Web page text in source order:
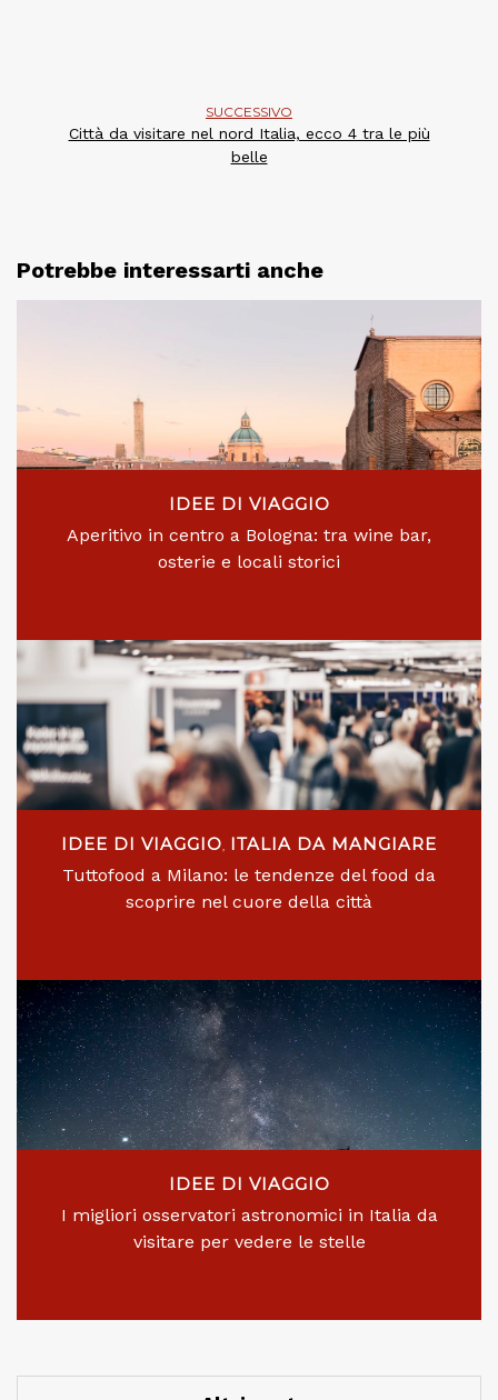
SUCCESSIVO
Città da visitare nel nord Italia, ecco 4 tra le più
belle
Potrebbe interessarti anche
IDEE DI VIAGGIO
Aperitivo in centro a Bologna: tra wine bar,
osterie e locali storici
IDEE DI VIAGGIO, ITALIA DA MANGIARE
Tuttofood a Milano: le tendenze del food da
scoprire nel cuore della città
IDEE DI VIAGGIO
I migliori osservatori astronomici in Italia da
visitare per vedere le stelle